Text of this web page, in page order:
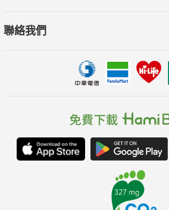
聯絡我們